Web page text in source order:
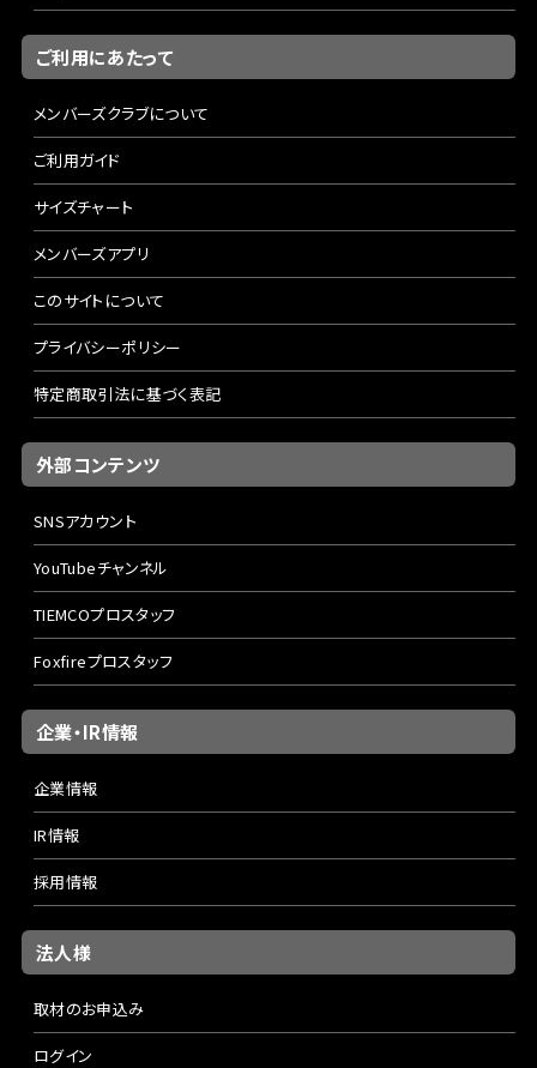
ご利用にあたって
メンバーズクラブについて
ご利用ガイド
サイズチャート
メンバーズアプリ
このサイトについて
プライバシーポリシー
特定商取引法に基づく表記
外部コンテンツ
SNSアカウント
YouTubeチャンネル
TIEMCOプロスタッフ
Foxfireプロスタッフ
企業・IR情報
企業情報
IR情報
採用情報
法人様
取材のお申込み
ログイン